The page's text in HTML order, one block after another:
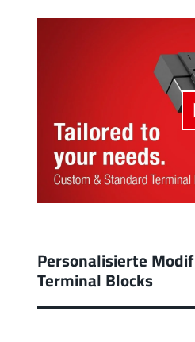
Personalisierte
Terminal Blocks